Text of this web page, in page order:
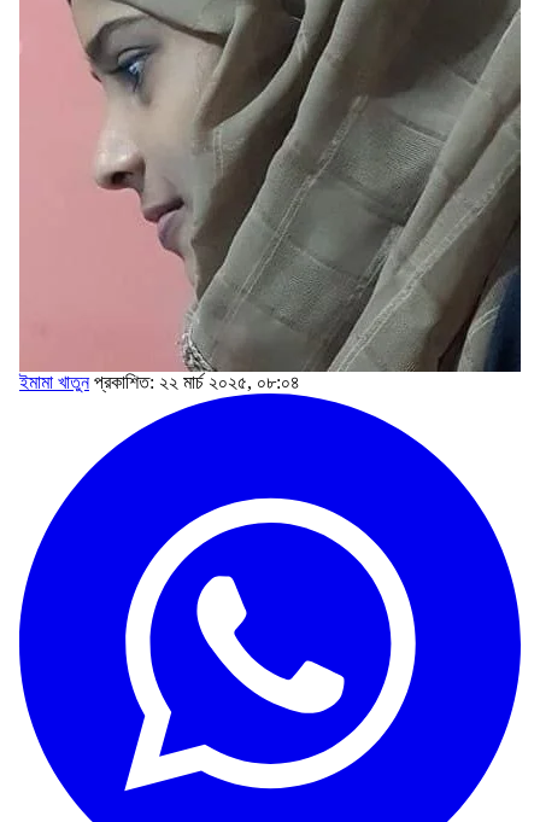
ইমামা খাতুন প্রকাশিত: ২২ মার্চ ২০২৫, ০৮:০৪